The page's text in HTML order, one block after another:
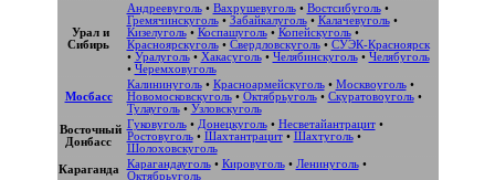
Урал и
Сибирь
Андреевуголь• Вахрушевуголь• Востсибуголь•
Гремячинскуголь• Забайкалуголь• Калачевуголь•
Кизелуголь• Коспашуголь• Копейскуголь•
Красноярскуголь• Свердловскуголь• СУЭК-Красноярск
• Уралуголь• Хакасуголь• Челябинскуголь• Челябуголь
• Черемховуголь
Мосбасс
Калининуголь• Красноармейскуголь• Москвоуголь•
Новомосковскуголь• Октябрьуголь• Скуратовоуголь•
Тулауголь• Узловскуголь
Восточный
Донбасс
Гуковуголь• Донецкуголь• Несветайантрацит•
Ростовуголь• Шахтантрацит• Шахтуголь•
Шолоховскуголь
Караганда
Карагандауголь• Кировуголь• Ленинуголь•
Октябрьуголь